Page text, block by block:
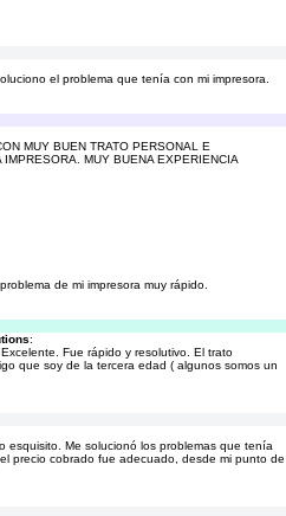
el problema que tenía con mi impresora.
MUY BUEN TRATO PERSONAL E
MUY BUENA EXPERIENCIA
de mi impresora muy rápido.
:
Fue rápido y resolutivo. El trato
que soy de la tercera edad ( algunos somos un
esquisito. Me solucionó los problemas que tenía
precio cobrado fue adecuado, desde mi punto de